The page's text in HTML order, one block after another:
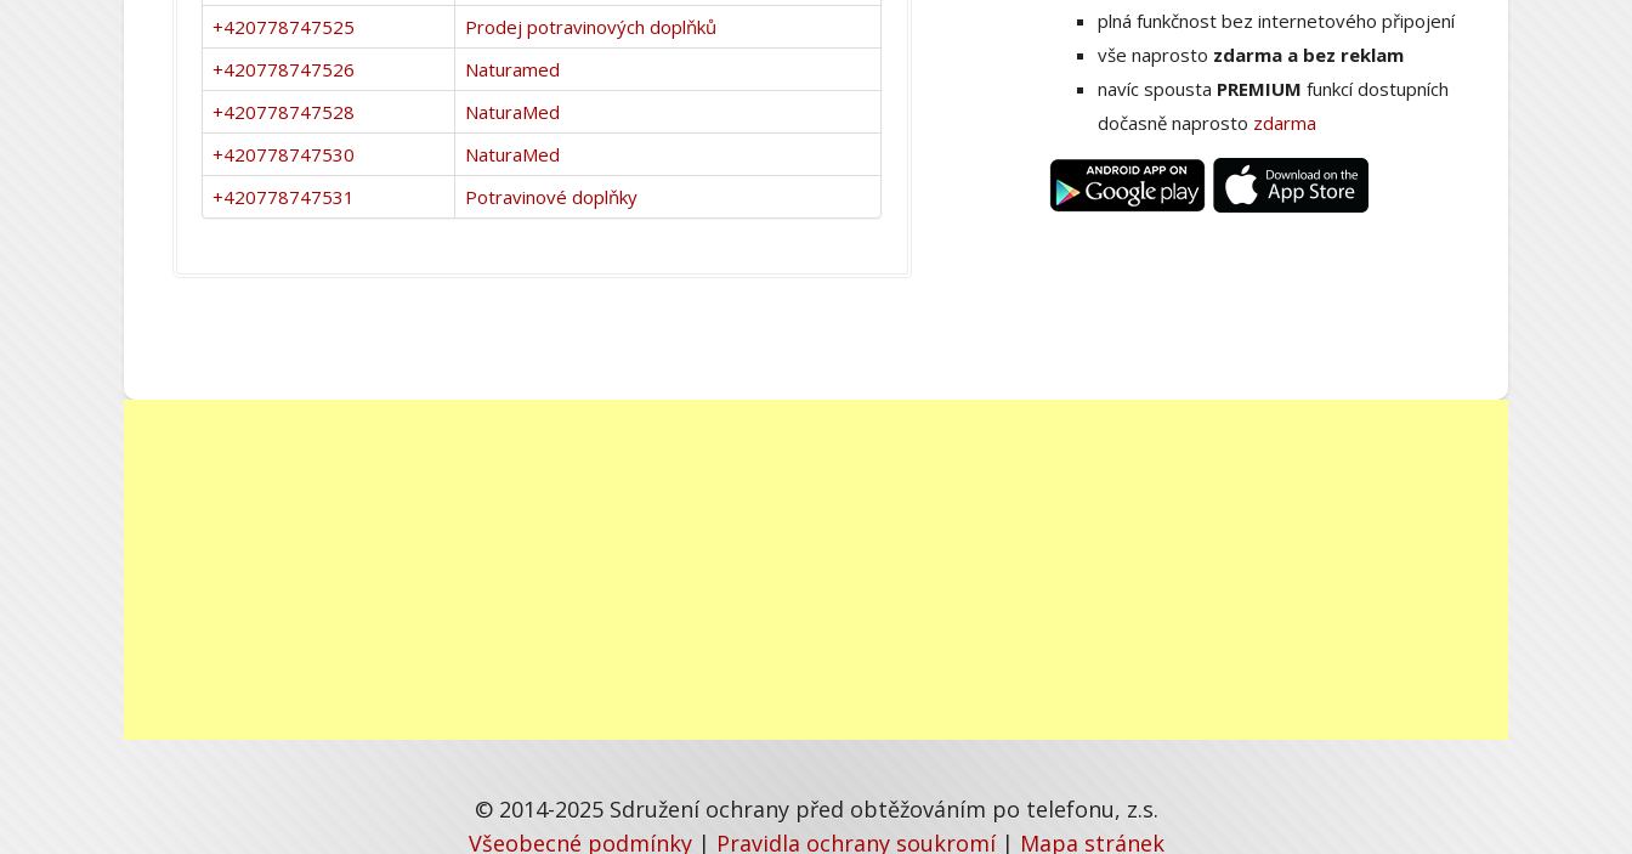
+420778747525
Prodej potravinových doplňků
+420778747526
Naturamed
+420778747528
NaturaMed
+420778747530
NaturaMed
+420778747531
Potravinové doplňky
plná funkčnost bez internetového připojení
vše naprosto zdarma a bez reklam
navíc spousta PREMIUM funkcí dostupních
dočasně naprosto zdarma
© 2014-2025 Sdružení ochrany před obtěžováním po telefonu, z.s.
Všeobecné podmínky | Pravidla ochrany soukromí | Mapa stránek